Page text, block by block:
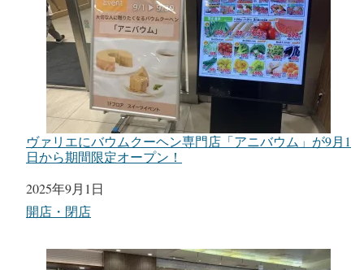
ヴァリエにバウムクーヘン専門店「アニバウム」が9月1
日から期間限定オープン！
日付
2025年9月1日
関連理由
開店・閉店